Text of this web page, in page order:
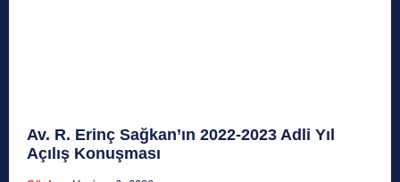
Av. R. Erinç Sağkan’ın 2022-2023 Adli Yıl
Açılış Konuşması